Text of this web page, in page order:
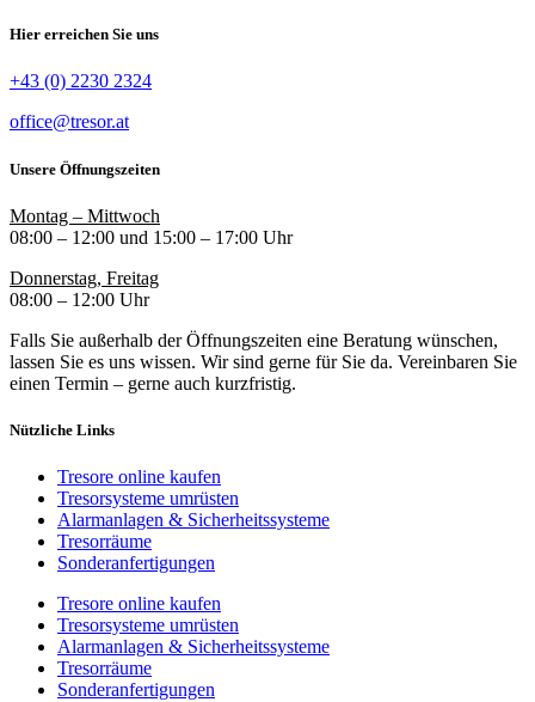
Hier erreichen Sie uns
+43 (0) 2230 2324
office@tresor.at
Unsere Öffnungszeiten
Montag – Mittwoch
08:00 – 12:00 und 15:00 – 17:00 Uhr
Donnerstag, Freitag
08:00 – 12:00 Uhr
Falls Sie außerhalb der Öffnungszeiten eine Beratung wünschen,
lassen Sie es uns wissen. Wir sind gerne für Sie da. Vereinbaren Sie
einen Termin – gerne auch kurzfristig.
Nützliche Links
Tresore online kaufen
Tresorsysteme umrüsten
Alarmanlagen & Sicherheitssysteme
Tresorräume
Sonderanfertigungen
Tresore online kaufen
Tresorsysteme umrüsten
Alarmanlagen & Sicherheitssysteme
Tresorräume
Sonderanfertigungen